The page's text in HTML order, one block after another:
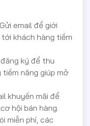
Gửi email để giới
khách hàng tiềm
ký để thu
năng giúp mở
khuyến mãi để
hội bán hàng.
miễn phí, các